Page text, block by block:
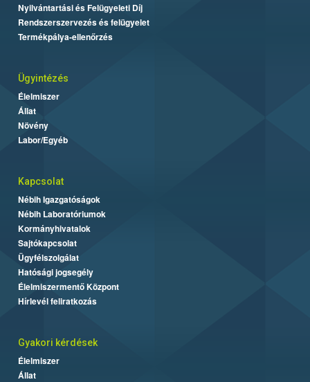
Nyilvántartási és Felügyeleti Díj
Rendszerszervezés és felügyelet
Termékpálya-ellenőrzés
Ügyintézés
Élelmiszer
Állat
Növény
Labor/Egyéb
Kapcsolat
Nébih Igazgatóságok
Nébih Laboratóriumok
Kormányhivatalok
Sajtókapcsolat
Ügyfélszolgálat
Hatósági jogsegély
Élelmiszermentő Központ
Hírlevél feliratkozás
Gyakori kérdések
Élelmiszer
Állat